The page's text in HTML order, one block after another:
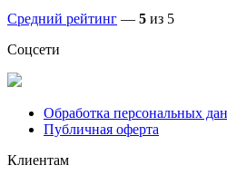
Средний рейтинг — 5 из 5
Соцсети
Обработка персональных
Публичная оферта
Клиентам